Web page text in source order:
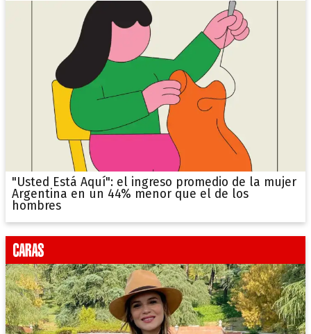
"Usted Está Aquí": el ingreso promedio de la mujer
Argentina en un 44% menor que el de los
hombres